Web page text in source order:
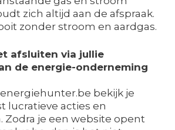
zich altijd aan de afspraak.
zonder stroom en aardgas.
afsluiten via jullie
de energie-onderneming
bekijk je
lucratieve acties en
Zodra je een website opent